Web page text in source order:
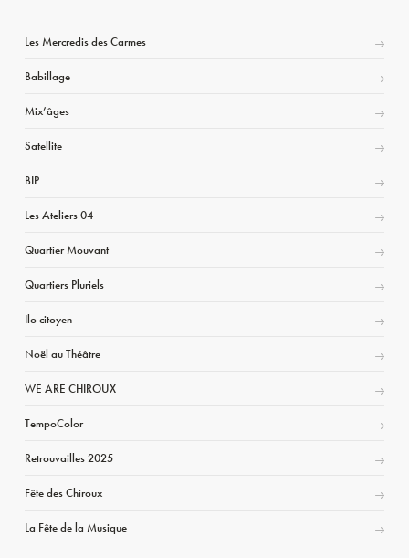
Les Mercredis des Carmes
Babillage
Mix’âges
Satellite
BIP
Les Ateliers 04
Quartier Mouvant
Quartiers Pluriels
Ilo citoyen
Noël au Théâtre
WE ARE CHIROUX
TempoColor
Retrouvailles 2025
Fête des Chiroux
La Fête de la Musique